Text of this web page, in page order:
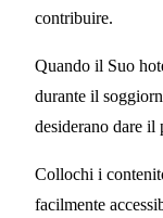
contribuire.
Quando il Suo
durante il
desiderano dare
Collochi i
facilmente